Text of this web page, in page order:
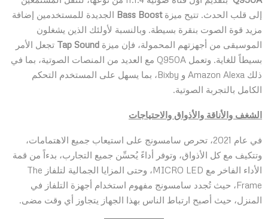
إلى قلب الحدث. تتيح ميزةBass Boost الجديدة للمستخدمين إضافة
مزيد قوة الصوت بنقرة بسيطة. وبالنسبة لأولئك الذين يشغلون
الموسيقى من أجهزتهم المحمولة، فإن ميزة Tap Sound تجعل الأمر
بسيطاً للغاية. وتعمل Q950A مع العديد من المنصات الصوتية، بما في
ذلك Amazon Alexa و Bixby، بما يسهل على المستخدم التحكم
الكامل بالتجربة الصوتية.
الشغف والأناقة والأذواق والاحتياجات
في عام 2021، تحرص سامسونج على استيعاب جميع الاهتمامات،
وتتكيف مع كل الأذواق، وتوفر أداءً يُحسِّن جميع التجارب، بدءاً من قمة
الأداء الفاخر مع MICRO LED، وحتى المزايا الجمالية لتلفاز The
Frame، حيث تُجدد سامسونج مفهوم استخدام أجهزة التلفاز في
المنزل، حيث أصبح ارتباط الناس بهذا الجهاز يتجاوز أي وقت مضى.